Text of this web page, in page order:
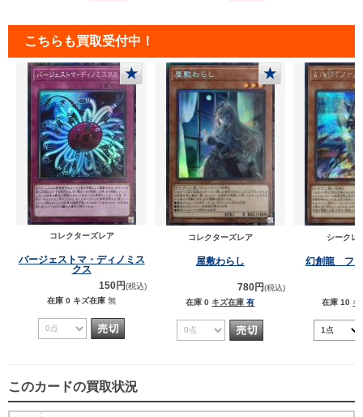
こちらも買取受付中！
★
コレクターズレア
バージェストマ・ディノミス
クス
150円(税込)
在庫 0 キズ在庫 無
★
コレクターズレア
屋敷わらし
780円(税込)
在庫 0 キズ在庫 有
シークレ
幻創龍 フ
在庫 10 キ
このカードの買取状況